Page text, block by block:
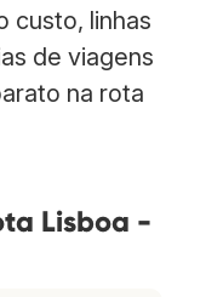
custo, linhas
de viagens
na rota
Lisboa -